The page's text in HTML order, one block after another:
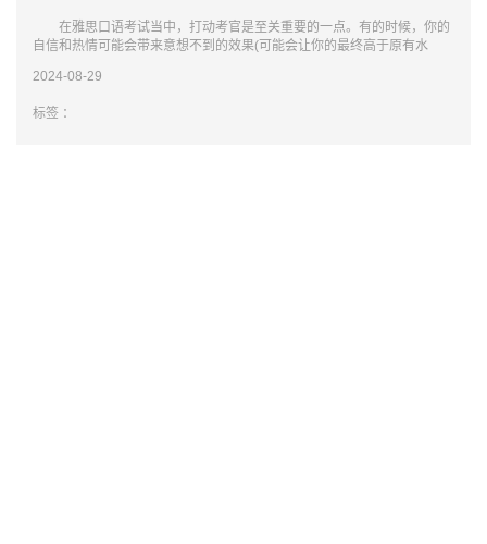
在雅思口语考试当中，打动考官是至关重要的一点。有的时候，你的
自信和热情可能会带来意想不到的效果(可能会让你的最终高于原有水
2024-08-29
标签 ：